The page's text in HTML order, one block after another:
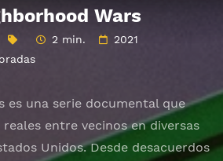
Wars
2 min.
2021
es una serie documental que
entre vecinos en diversas
Unidos. Desde desacuerdos